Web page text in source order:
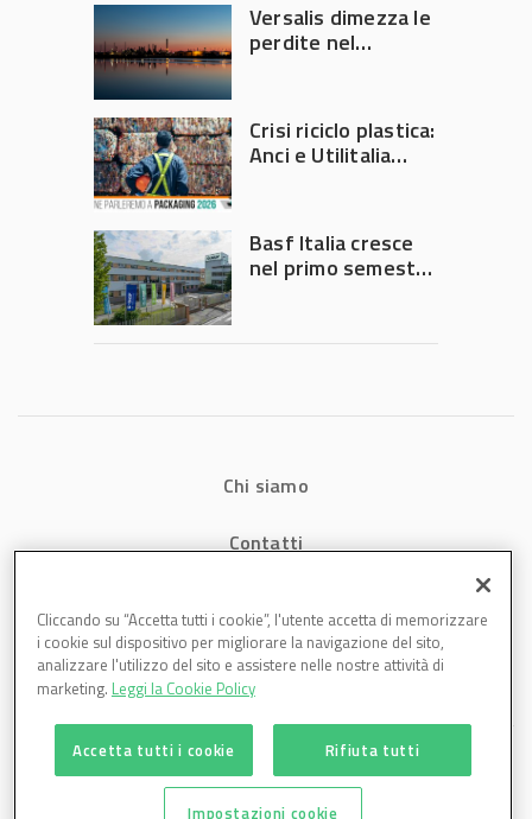
Versalis dimezza le
perdite nel
Crisi riciclo plastica:
Anci e Utilitalia
Governo
Basf Italia cresce
nel primo semestre
Chi siamo
Contatti
Cookies
Cliccando su “Accetta tutti i cookie”, l'utente accetta di memorizzare
i cookie sul dispositivo per migliorare la navigazione del sito,
analizzare l'utilizzo del sito e assistere nelle nostre attività di
marketing. Leggi la Cookie Policy
Accetta tutti i cookie Rifiuta tutti
Impostazioni cookie